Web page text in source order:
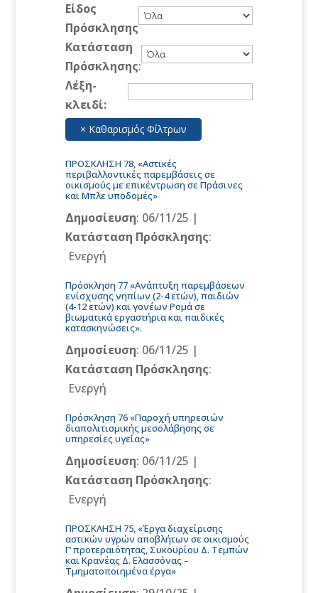
Είδος
Πρόσκλησης
Κατάσταση
Πρόσκλησης:
Λέξη-
κλειδί:
ΠΡΟΣΚΛΗΣΗ 78, «Αστικές
περιβαλλοντικές παρεμβάσεις σε
οικισμούς με επικέντρωση σε Πράσινες
και Μπλε υποδομές»
Δημοσίευση: 06/11/25 |
Κατάσταση Πρόσκλησης:
Ενεργή
Πρόσκληση 77 «Ανάπτυξη παρεμβάσεων
ενίσχυσης νηπίων (2-4 ετών), παιδιών
(4-12 ετών) και γονέων Ρομά σε
βιωματικά εργαστήρια και παιδικές
κατασκηνώσεις».
Δημοσίευση: 06/11/25 |
Κατάσταση Πρόσκλησης:
Ενεργή
Πρόσκληση 76 «Παροχή υπηρεσιών
διαπολιτισμικής μεσολάβησης σε
υπηρεσίες υγείας»
Δημοσίευση: 06/11/25 |
Κατάσταση Πρόσκλησης:
Ενεργή
ΠΡΟΣΚΛΗΣΗ 75, «Έργα διαχείρισης
αστικών υγρών αποβλήτων σε οικισμούς
Γ’ προτεραιότητας, Συκουρίου Δ. Τεμπών
και Κρανέας Δ. Ελασσόνας –
Τμηματοποιημένα έργα»